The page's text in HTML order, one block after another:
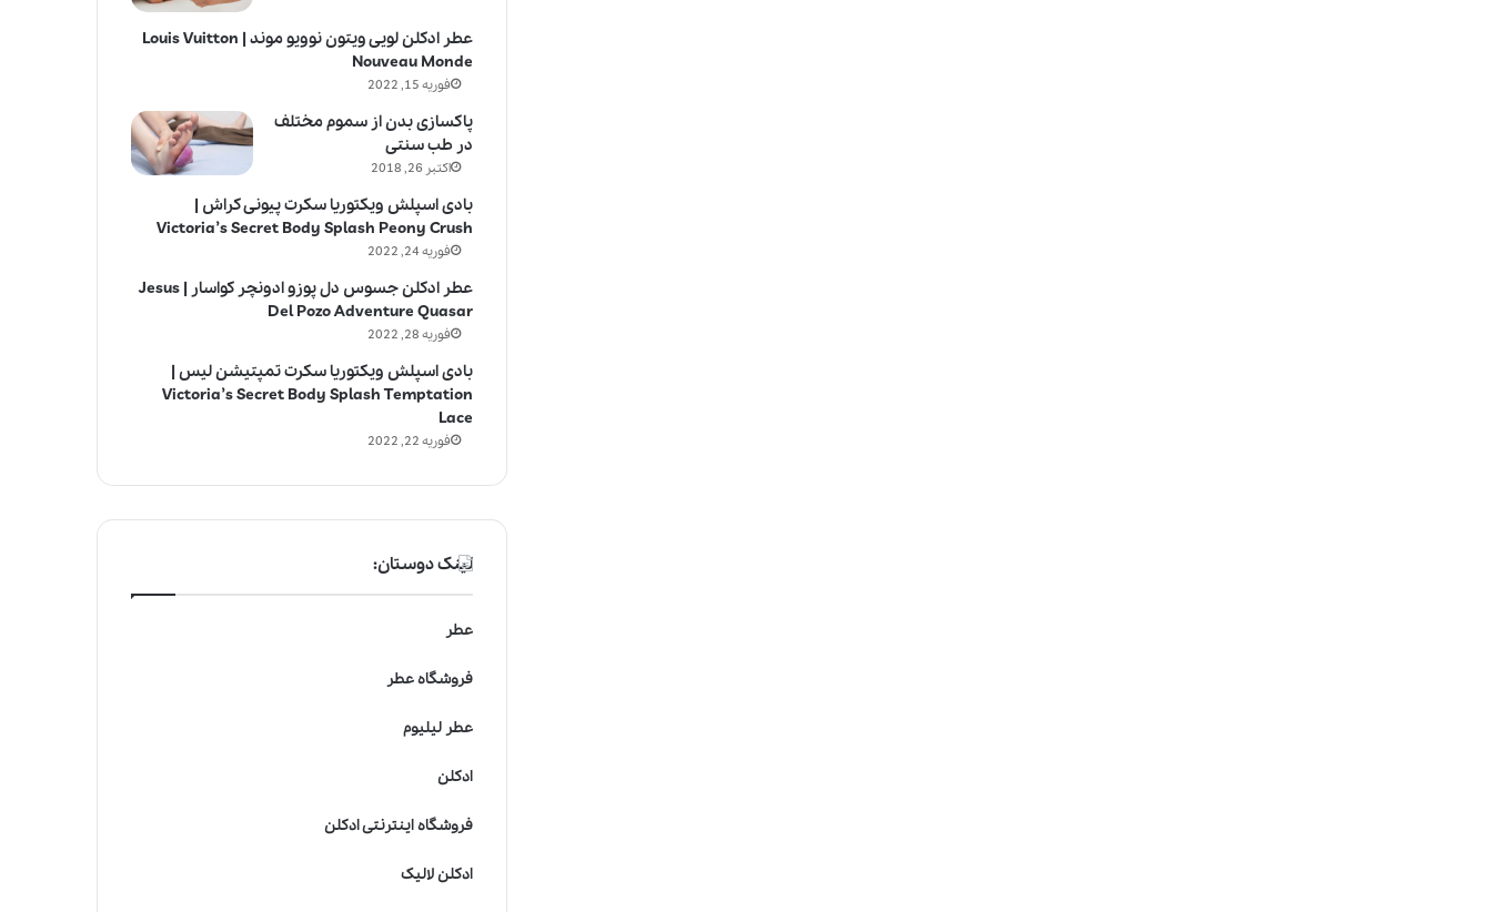
عطر ادکلن لویی ویتون نوویو موند | Louis Vuitton
Nouveau Monde
فوریه 15, 2022
پاکسازی بدن از سموم مختلف
در طب سنتی
اکتبر 26, 2018
بادی اسپلش ویکتوریا سکرت پیونی کراش |
Victoria’s Secret Body Splash Peony Crush
فوریه 24, 2022
عطر ادکلن جسوس دل پوزو ادونچر کواسار | Jesus
Del Pozo Adventure Quasar
فوریه 28, 2022
بادی اسپلش ویکتوریا سکرت تمپتیشن لیس |
Victoria’s Secret Body Splash Temptation
Lace
فوریه 22, 2022
لینک دوستان:
عطر
فروشگاه عطر
عطر لیلیوم
ادکلن
فروشگاه اینترنتی ادکلن
ادکلن لالیک